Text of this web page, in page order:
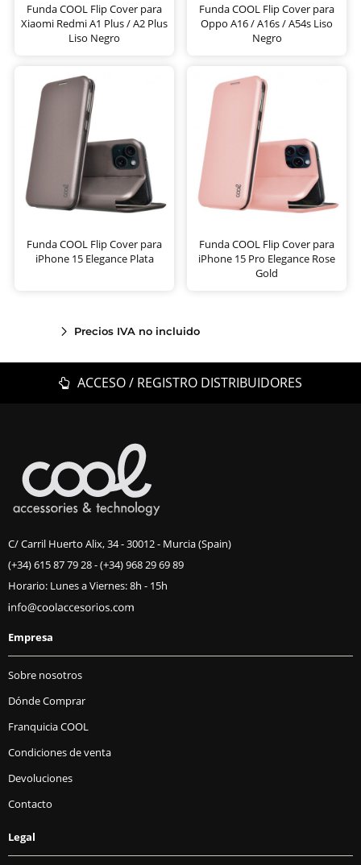
Funda COOL Flip Cover para
Xiaomi Redmi A1 Plus / A2 Plus
Liso Negro
Funda COOL Flip Cover para
Oppo A16 / A16s / A54s Liso
Negro
Funda COOL Flip Cover para
iPhone 15 Elegance Plata
Funda COOL Flip Cover para
iPhone 15 Pro Elegance Rose
Gold
Precios IVA no incluido
ACCESO / REGISTRO DISTRIBUIDORES
C/ Carril Huerto Alix, 34 - 30012 - Murcia (Spain)
(+34) 615 87 79 28-(+34) 968 29 69 89
Horario: Lunes a Viernes: 8h - 15h
Empresa
Sobre nosotros
Dónde Comprar
Franquicia COOL
Condiciones de venta
Devoluciones
Contacto
Legal